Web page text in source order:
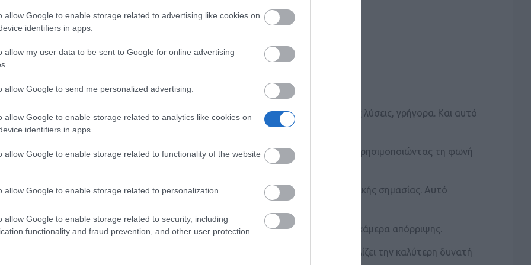
allow Google to enable storage related to advertising like cookies on
identifiers in apps.
allow my user data to be sent to Google for online advertising
allow Google to send me personalized advertising.
allow Google to enable storage related to analytics like cookies on
identifiers in apps.
allow Google to enable storage related to functionality of the website
allow Google to enable storage related to personalization.
allow Google to enable storage related to security, including
functionality and fraud prevention, and other user protection.
Γιατί Φωνή;
περνούν πιο γρήγορα από ποτέ – επομένως χρειαζόμαστε έξυπνες και ευέλικτες λύσεις, γρήγορα. Και αυτό
εργαλεία Generative AI απολύτως σημαντικό.
από την πληκτρολόγηση; Έτσι, ο καλύτερος τρόπος για να πείτε ένα Hi to AI είναι χρησιμοποιώντας τη φωνή
of choice για το λογισμικό Generative AI, η ακριβής λήψη φωνής είναι ζωτικής σημασίας. Αυτό
τεχνολογίας για αυτή τη δουλειά.
μια παλιά ασπρόμαυρη τηλεόραση ή δεν θα περιμένατε μια εικόνα 4k από μια κάμερα απόρριψης.
AI, χρειάζεστε μια πιστοποιημένη, επαγγελματική λύση που να διασφαλίζει την καλύτερη δυνατή